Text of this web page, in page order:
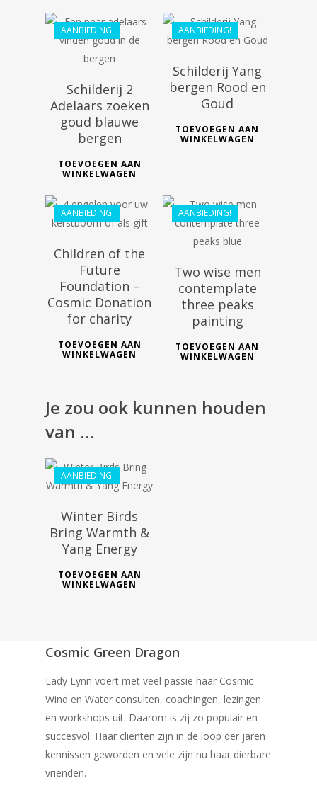
AANBIEDING!
Schilderij 2
Adelaars zoeken
goud blauwe
bergen
TOEVOEGEN AAN
WINKELWAGEN
AANBIEDING!
Schilderij Yang
bergen Rood en
Goud
TOEVOEGEN AAN
WINKELWAGEN
AANBIEDING!
€20.00
€18.00
Children of the
Future
Foundation –
Cosmic Donation
for charity
TOEVOEGEN AAN
WINKELWAGEN
AANBIEDING!
Two wise men
contemplate
three peaks
painting
TOEVOEGEN AAN
WINKELWAGEN
Je zou ook kunnen houden
van …
AANBIEDING!
€36.80
33.12
Winter Birds
Bring Warmth &
Yang Energy
TOEVOEGEN AAN
WINKELWAGEN
Cosmic Green Dragon
Lady Lynn voert met veel passie haar Cosmic
Wind en Water consulten, coachingen, lezingen
en workshops uit. Daarom is zij zo populair en
succesvol. Haar cliënten zijn in de loop der jaren
kennissen geworden en vele zijn nu haar dierbare
vrienden.